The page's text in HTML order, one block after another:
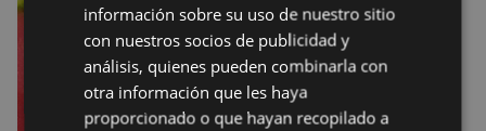
información sobre su uso de nuestro sitio
con nuestros socios de publicidad y
análisis, quienes pueden combinarla con
otra información que les haya
proporcionado o que hayan recopilado a